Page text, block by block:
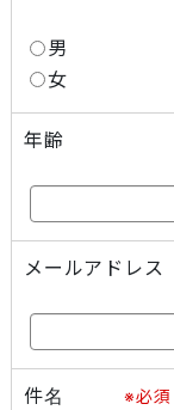
男
女
年齢
メールアドレス
件名 ※必須